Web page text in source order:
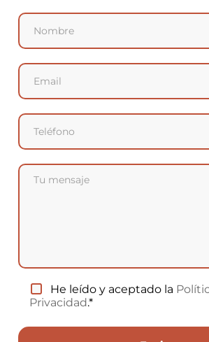
He leído y aceptado la
Privacidad.*